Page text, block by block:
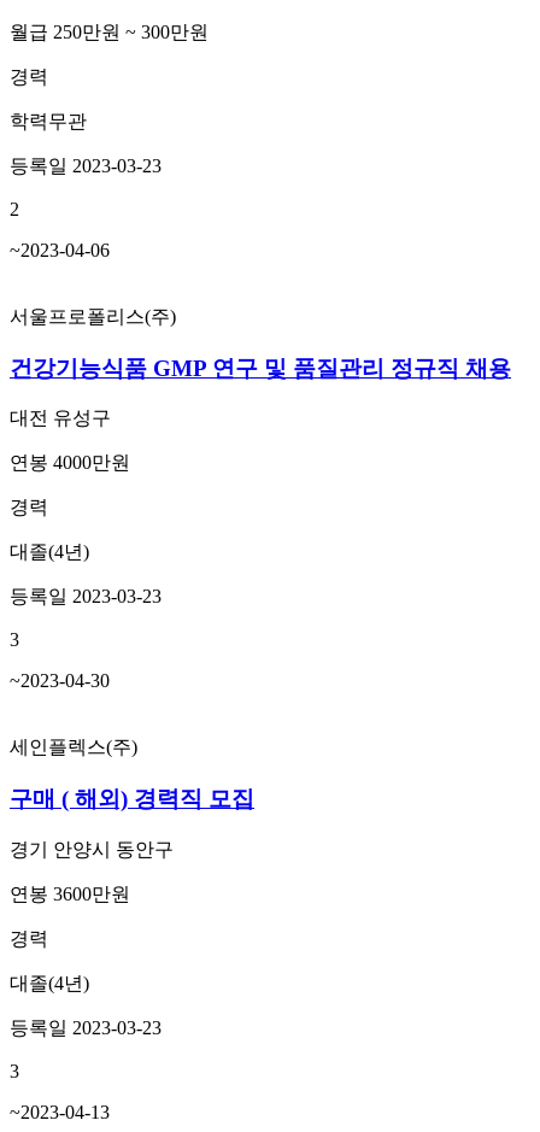
월급 250만원 ~ 300만원
경력
학력무관
등록일 2023-03-23
2
~2023-04-06
서울프로폴리스(주)
건강기능식품 GMP 연구 및 품질관리 정규직 채용
대전 유성구
연봉 4000만원
경력
대졸(4년)
등록일 2023-03-23
3
~2023-04-30
세인플렉스(주)
구매 ( 해외) 경력직 모집
경기 안양시 동안구
연봉 3600만원
경력
대졸(4년)
등록일 2023-03-23
3
~2023-04-13